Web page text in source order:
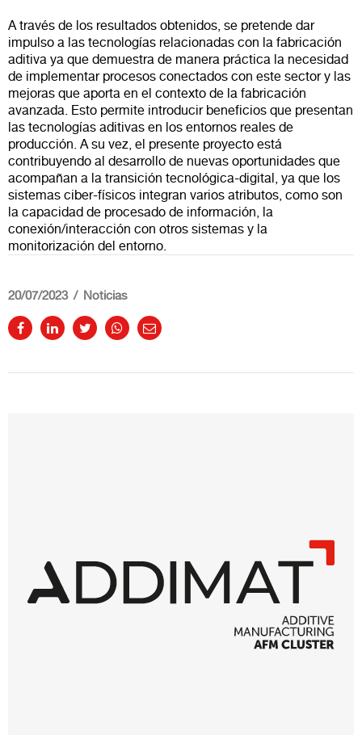
A través de los resultados obtenidos, se pretende dar
impulso a las tecnologías relacionadas con la fabricación
aditiva ya que demuestra de manera práctica la necesidad
de implementar procesos conectados con este sector y las
mejoras que aporta en el contexto de la fabricación
avanzada. Esto permite introducir beneficios que presentan
las tecnologías aditivas en los entornos reales de
producción. A su vez, el presente proyecto está
contribuyendo al desarrollo de nuevas oportunidades que
acompañan a la transición tecnológica-digital, ya que los
sistemas ciber-físicos integran varios atributos, como son
la capacidad de procesado de información, la
conexión/interacción con otros sistemas y la
monitorización del entorno.
20/07/2023 Noticias